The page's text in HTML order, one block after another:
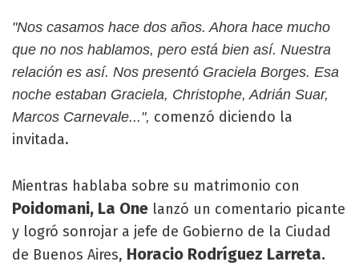
"Nos casamos hace dos años. Ahora hace mucho
que no nos hablamos, pero está bien así. Nuestra
relación es así. Nos presentó Graciela Borges. Esa
noche estaban Graciela, Christophe, Adrián Suar,
Marcos Carnevale...", comenzó diciendo la
invitada.
Mientras hablaba sobre su matrimonio con
Poidomani, La One lanzó un comentario picante
y logró sonrojar a jefe de Gobierno de la Ciudad
de Buenos Aires, Horacio Rodríguez Larreta.